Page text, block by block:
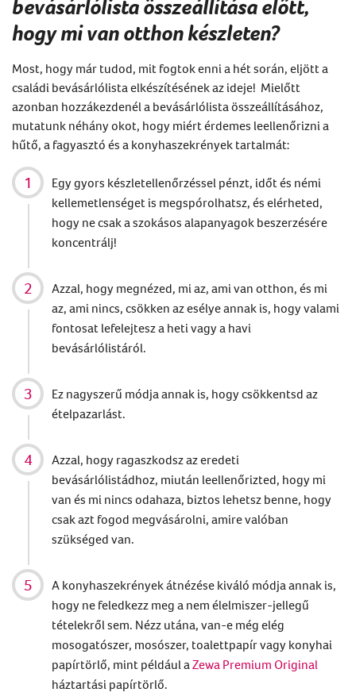
bevásárlólistaösszeállítása előtt,
hogy mi van otthon készleten?
Most, hogy már tudod, mit fogtok enni a hét során, eljött a
családi bevásárlólista elkészítésének az ideje! Mielőtt
azonban hozzákezdenél a bevásárlólista összeállításához,
mutatunk néhány okot, hogy miért érdemes leellenőrizni a
hűtő, a fagyasztó és a konyhaszekrények tartalmát:
Egy gyors készletellenőrzéssel pénzt, időt és némi
kellemetlenséget is megspórolhatsz, és elérheted,
hogy ne csak a szokásos alapanyagok beszerzésére
koncentrálj!
Azzal, hogy megnézed, mi az, ami van otthon, és mi
az, ami nincs, csökken az esélye annak is, hogy valami
fontosat lefelejtesz a heti vagy a havi
bevásárlólistáról.
Ez nagyszerű módja annak is, hogy csökkentsd az
ételpazarlást.
Azzal, hogy ragaszkodsz az eredeti
bevásárlólistádhoz, miután leellenőrizted, hogy mi
van és mi nincs odahaza, biztos lehetsz benne, hogy
csak azt fogod megvásárolni, amire valóban
szükséged van.
A konyhaszekrények átnézése kiváló módja annak is,
hogy ne feledkezz meg a nem élelmiszer-jellegű
tételekről sem. Nézz utána, van-e még elég
mosogatószer, mosószer, toalettpapír vagy konyhai
papírtörlő, mint például aZewa Premium Original
háztartási papírtörlő.